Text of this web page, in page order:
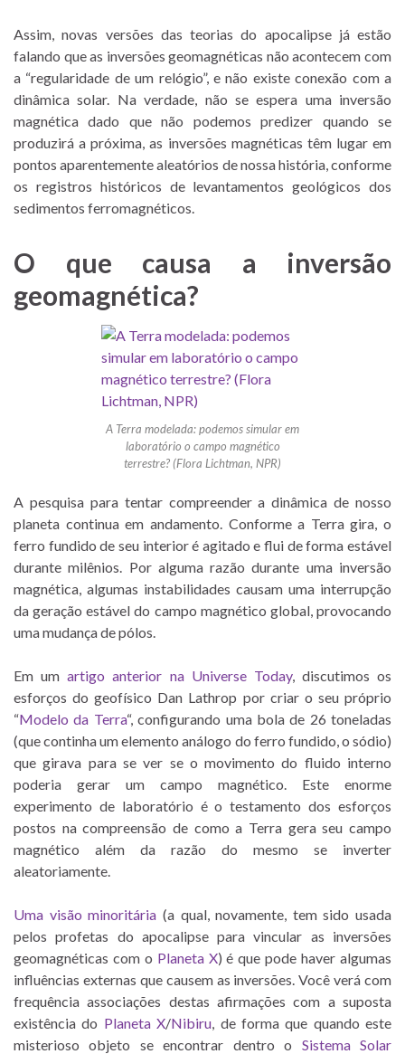
Assim, novas versões das teorias do apocalipse já estão
falando que as inversões geomagnéticas não acontecem com
a “regularidade de um relógio”, e não existe conexão com a
dinâmica solar. Na verdade, não se espera uma inversão
magnética dado que não podemos predizer quando se
produzirá a próxima, as inversões magnéticas têm lugar em
pontos aparentemente aleatórios de nossa história, conforme
os registros históricos de levantamentos geológicos dos
sedimentos ferromagnéticos.
O que causa a inversão
geomagnética?
A Terra modelada: podemos simular em
laboratório o campo magnético
terrestre? (Flora Lichtman, NPR)
A pesquisa para tentar compreender a dinâmica de nosso
planeta continua em andamento. Conforme a Terra gira, o
ferro fundido de seu interior é agitado e flui de forma estável
durante milênios. Por alguma razão durante uma inversão
magnética, algumas instabilidades causam uma interrupção
da geração estável do campo magnético global, provocando
uma mudança de pólos.
Em umartigo anterior na Universe Today, discutimos os
esforços do geofísico Dan Lathrop por criar o seu próprio
“Modelo da Terra“, configurando uma bola de 26 toneladas
(que continha um elemento análogo do ferro fundido, o sódio)
que girava para se ver se o movimento do fluido interno
poderia gerar um campo magnético. Este enorme
experimento de laboratório é o testamento dos esforços
postos na compreensão de como a Terra gera seu campo
magnético além da razão do mesmo se inverter
aleatoriamente.
Uma visão minoritária (a qual, novamente, tem sido usada
pelos profetas do apocalipse para vincular as inversões
geomagnéticas com o Planeta X) é que pode haver algumas
influências externas que causem as inversões. Você verá com
frequência associações destas afirmações com a suposta
existência do Planeta X/Nibiru , de forma que quando este
misterioso objeto se encontrar dentro o Sistema Solar